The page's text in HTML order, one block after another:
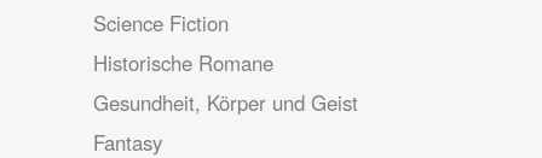
Science Fiction
Historische Romane
Gesundheit, Körper und Geist
Fantasy